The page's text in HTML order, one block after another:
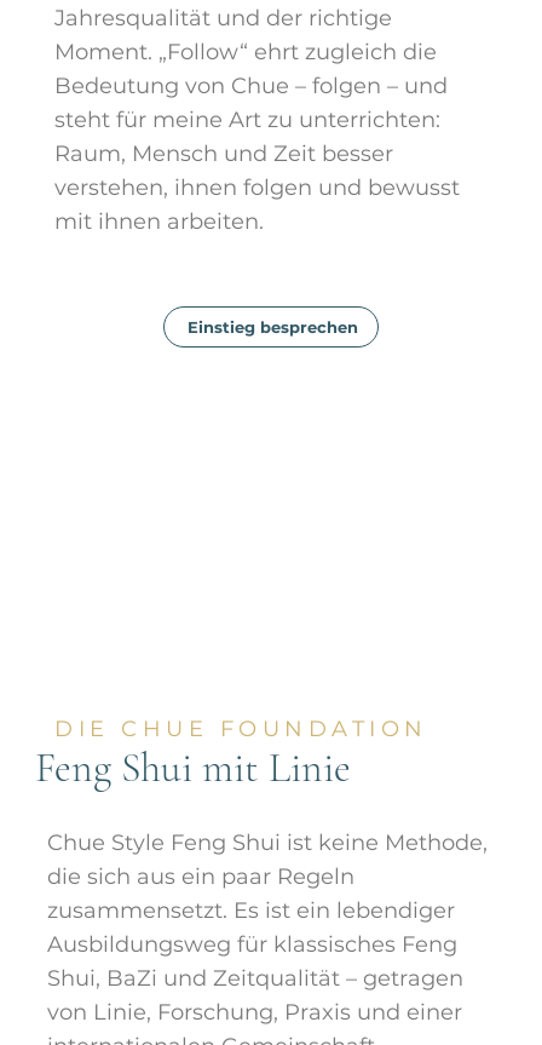
Jahresqualität und der richtige
Moment. „Follow“ ehrt zugleich die
Bedeutung von Chue – folgen – und
steht für meine Art zu unterrichten:
Raum, Mensch und Zeit besser
verstehen, ihnen folgen und bewusst
mit ihnen arbeiten.
Einstieg besprechen
DIE CHUE FOUNDATION
Feng Shui mit Linie
Chue Style Feng Shui ist keine Methode,
die sich aus ein paar Regeln
zusammensetzt. Es ist ein lebendiger
Ausbildungsweg für klassisches Feng
Shui, BaZi und Zeitqualität – getragen
von Linie, Forschung, Praxis und einer